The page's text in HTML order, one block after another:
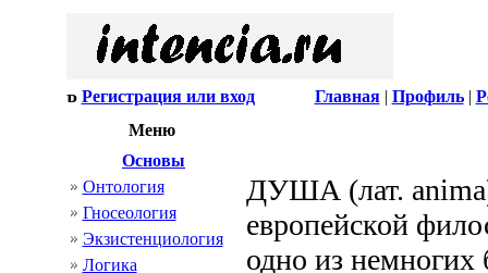
Регистрация или вход Главная| Профиль|
Меню
Основы
Онтология
Гносеология
Экзистенциология
Логика
ДУША (лат.
европейской
одно из немногих